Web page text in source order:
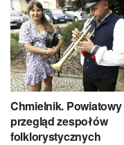
Chmielnik. Powiatowy
przegląd zespołów
folklorystycznych